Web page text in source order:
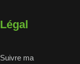
Légal
Suivre ma